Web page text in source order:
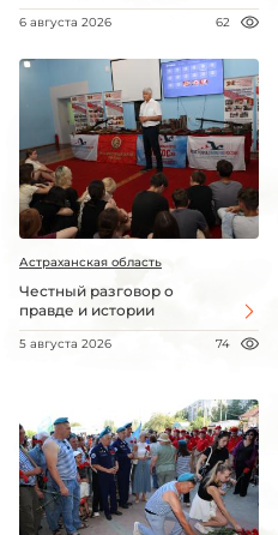
6 августа 2026 62
Астраханская область
Честный разговор о
правде и истории
5 августа 2026 74